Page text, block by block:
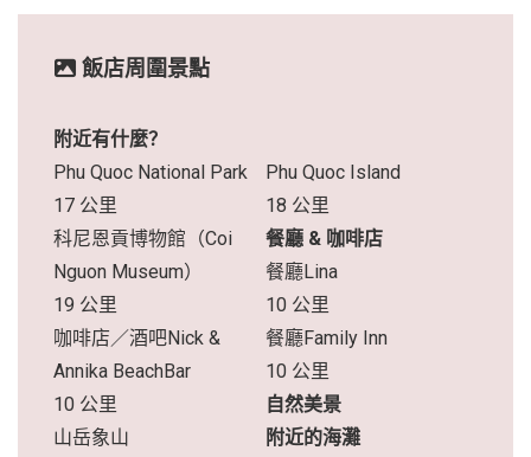
飯店周圍景點
附近有什麼？
Phu Quoc National Park
17 公里
Phu Quoc Island
18 公里
科尼恩貢博物館（Coi
Nguon Museum）
19 公里
餐廳 & 咖啡店
餐廳Lina
10 公里
咖啡店／酒吧Nick &
Annika BeachBar
10 公里
餐廳Family Inn
10 公里
自然美景
山岳象山
附近的海灘